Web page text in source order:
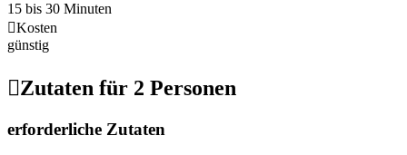
15 bis 30 Minuten
Kosten
günstig
Zutaten für 2 Personen
erforderliche Zutaten